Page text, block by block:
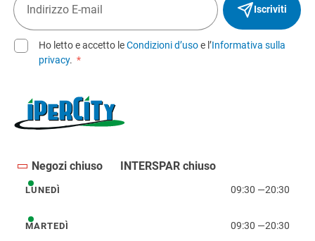
Iscriviti
Ho letto e accetto leCondizioni d’usoe l’Informativa sulla
privacy. *
Negozi chiuso INTERSPAR chiuso
lunedì
LUNEDÌ 09:30 —20:30
martedì
MARTEDÌ 09:30 —20:30